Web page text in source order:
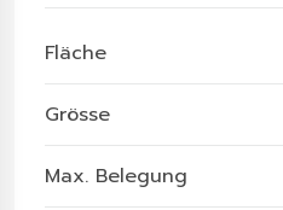
Fläche
Grösse
Max. Belegung